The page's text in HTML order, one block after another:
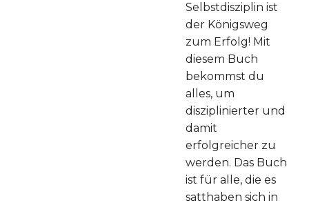
Selbstdisziplin ist
der Königsweg
zum Erfolg! Mit
diesem Buch
bekommst du
alles, um
disziplinierter und
damit
erfolgreicher zu
werden. Das Buch
ist für alle, die es
satthaben sich in